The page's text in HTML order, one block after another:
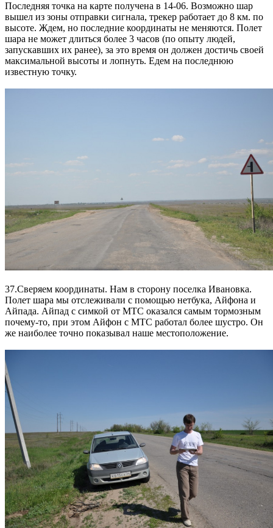
Последняя точка на карте получена в 14-06. Возможно шар
вышел из зоны отправки сигнала, трекер работает до 8 км. по
высоте. Ждем, но последние координаты не меняются. Полет
шара не может длиться более 3 часов (по опыту людей,
запускавших их ранее), за это время он должен достичь своей
максимальной высоты и лопнуть. Едем на последнюю
известную точку.
37.Сверяем координаты. Нам в сторону поселка Ивановка.
Полет шара мы отслеживали с помощью нетбука, Айфона и
Айпада. Айпад с симкой от МТС оказался самым тормозным
почему-то, при этом Айфон с МТС работал более шустро. Он
же наиболее точно показывал наше местоположение.